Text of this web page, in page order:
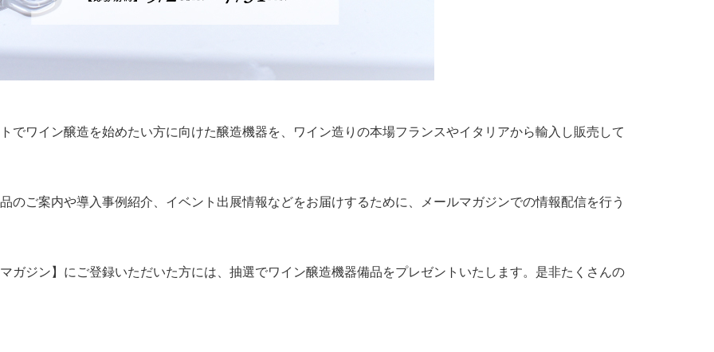
でワイン醸造を始めたい方に向けた醸造機器を、ワイン造りの本場フランスやイタリアから輸入し販売して
のご案内や導入事例紹介、イベント出展情報などをお届けするために、メールマガジンでの情報配信を行う
ガジン】にご登録いただいた方には、抽選でワイン醸造機器備品をプレゼントいたします。是非たくさんの